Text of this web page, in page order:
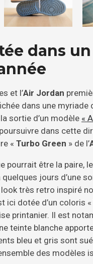
dans
et l’Air Jordan
dans une
sortie d’un modèle «
dans cette
« Turbo Green » de l’
pourrait être la paire,
jours d’une
très retro inspiré
ici dotée d’un coloris
printanier. Il est
teinte blanche
bleu et gris sont
des modèles